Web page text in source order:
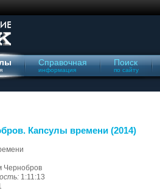
Справочная
информация
Поиск
по сайту
Капсулы времени (2014)
Чернобров
1:11:13